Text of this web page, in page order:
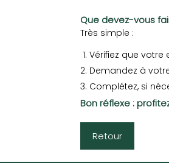
Que devez-vous
Très simple :
Vérifiez que votre
Demandez à
Complétez, si
Bon réflexe :
Retour